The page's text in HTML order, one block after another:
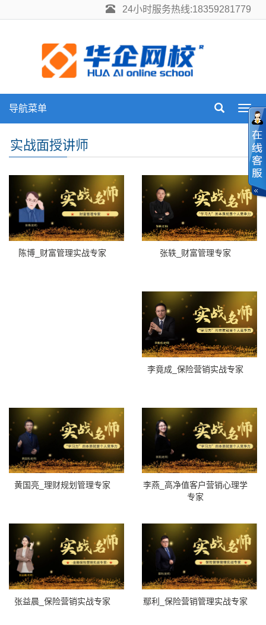
24小时服务热线:18359281779
导航菜单
实战面授讲师
陈博_财富管理实战专家 张轶_财富管理专家
李竟成_保险营销实战专家
黄国亮_理财规划管理专家
李燕_高净值客户营销心理学
专家
张益晨_保险营销实战专家 鄢利_保险营销管理实战专家